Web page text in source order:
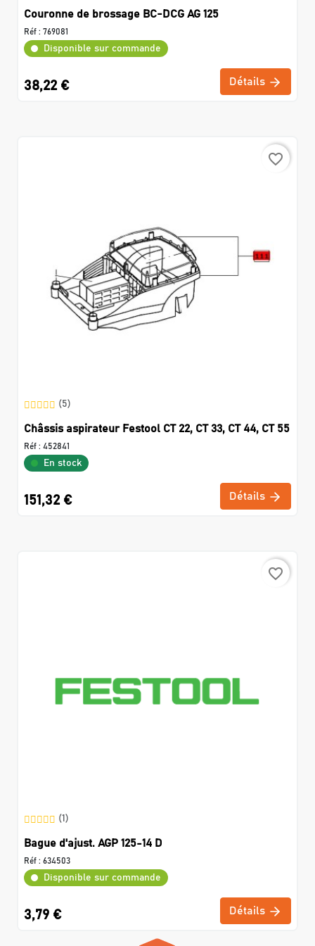
Couronne de brossage BC-DCG AG 125
Réf : 769081
Disponible sur commande
38,22 € Détails
favorite_border
(5)
Châssis aspirateur Festool CT 22, CT 33, CT 44, CT 55
Réf : 452841
En stock
151,32 € Détails
favorite_border
(1)
Bague d'ajust. AGP 125-14 D
Réf : 634503
Disponible sur commande
3,79 € Détails